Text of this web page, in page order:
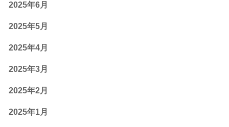
2025年6月
2025年5月
2025年4月
2025年3月
2025年2月
2025年1月